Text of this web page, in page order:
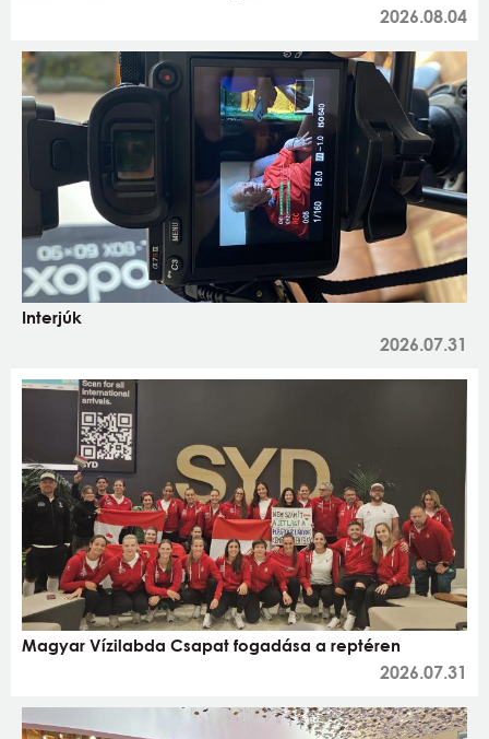
2026.08.04
Interjúk
2026.07.31
Magyar Vízilabda Csapat fogadása a reptéren
2026.07.31